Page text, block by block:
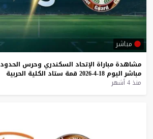
مباشر
مشاهدة مباراة الإتحاد السكندري وحرس الحدود
مباشر اليوم 18-4-2026 قمة ستاد الكلية الحربية
منذ 4 أشهر